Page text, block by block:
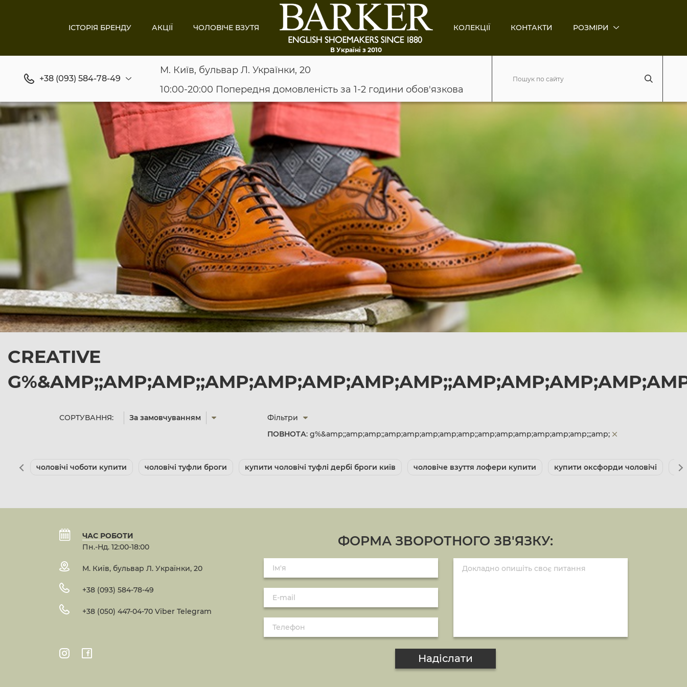
ІСТОРІЯ БРЕНДУ АКЦІЇ ЧОЛОВІЧЕ ВЗУТЯ
В Україні з 2010
КОЛЕКЦІЇ КОНТАКТИ РОЗМІРИ
+38 (093) 584-78-49
М. Київ, бульвар Л. Українки, 20
10:00-20:00 Попередня домовленість за 1-2 години обов'язкова
CREATIVE
СОРТУВАННЯ: За замовчуванням
Фільтри
ПОВНОТА: g%&amp;;amp;amp;;amp;amp;amp;amp;amp;;amp;amp;amp;amp;amp;amp;;;amp;
чоловічі чоботи купити чоловічі туфли броги купити чоловічі туфлі дербі броги київ чоловіче взуття лофери купити купити оксфорди чоловічі
ЧАС РОБОТИ
Пн.-Нд. 12:00-18:00
М. Київ, бульвар Л. Українки, 20
+38 (093) 584-78-49
+38 (050) 447-04-70 Viber Telegram
ФОРМА ЗВОРОТНОГО ЗВ'ЯЗКУ:
Надіслати